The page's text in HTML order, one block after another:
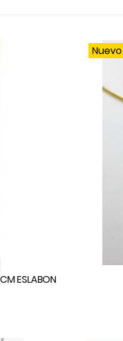
ESLABON
Nuevo